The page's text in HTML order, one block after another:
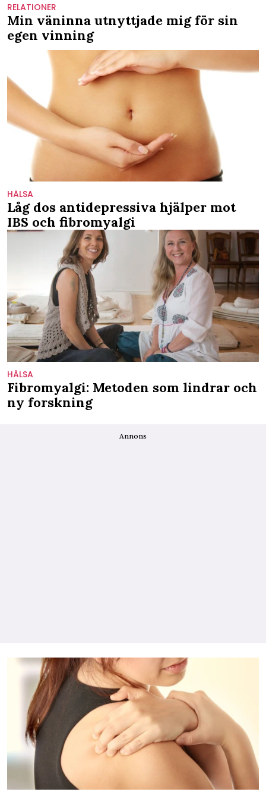
RELATIONER
Min väninna utnyttjade mig för sin
egen vinning
HÄLSA
Låg dos antidepressiva hjälper mot
IBS och fibromyalgi
HÄLSA
Fibromyalgi: Metoden som lindrar och
ny forskning
Annons